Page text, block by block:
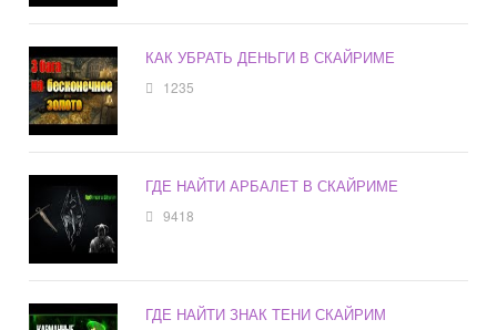
КАК УБРАТЬ ДЕНЬГИ В СКАЙРИМЕ
1235
ГДЕ НАЙТИ АРБАЛЕТ В СКАЙРИМЕ
9418
ГДЕ НАЙТИ ЗНАК ТЕНИ СКАЙРИМ